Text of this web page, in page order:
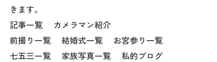
きます。
記事一覧
カメラマン紹介
前撮り一覧
結婚式一覧
お宮参り一覧
七五三一覧
家族写真一覧 私的ブログ